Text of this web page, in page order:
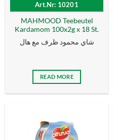
Art.Nr: 10201
MAHMOOD Teebeutel
Kardamom 100x2g x 18 St.
شاي محمود ظرف مع هال
READ MORE